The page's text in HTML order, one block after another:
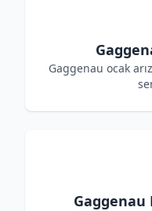
Gaggenau ocak
Gaggenau